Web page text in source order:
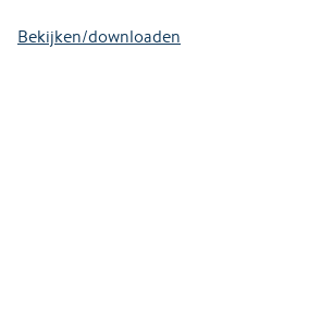
Bekijken/downloaden